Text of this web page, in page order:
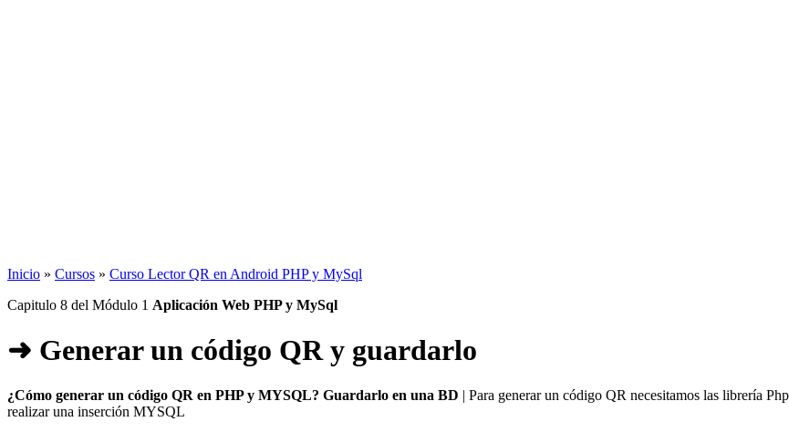
Inicio » Cursos » Curso Lector QR en Android PHP y MySql
Capitulo 8 del Módulo 1 Aplicación Web PHP y MySql
➜ Generar un código QR y guardarlo
¿Cómo generar un código QR en PHP y MYSQL? Guardarlo en una BD | Para generar un código QR necesitamos las librería
realizar una inserción MYSQL